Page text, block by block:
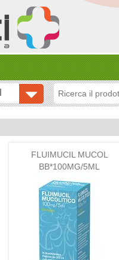
FLUIMUCIL MUCOL
BB*100MG/5ML